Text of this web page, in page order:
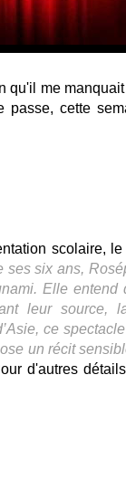
qu'il me
passe, cette
scolaire,
ses six ans,
Elle entend
leur source,
ce
un récit
d'autres